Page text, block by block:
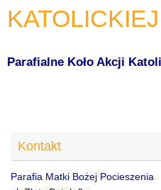
KATOLICKIEJ
Parafialne Koło Akcji
Kontakt
Parafia Matki Bożej Pocieszenia